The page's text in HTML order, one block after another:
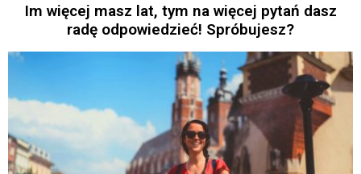
Im więcej masz lat, tym na więcej pytań dasz
radę odpowiedzieć! Spróbujesz?